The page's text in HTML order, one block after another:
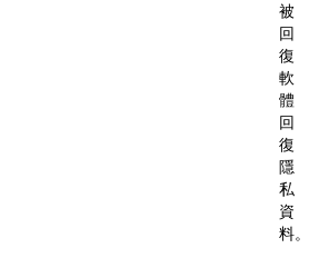
被
回
復
軟
體
回
復
隱
私
資
料。